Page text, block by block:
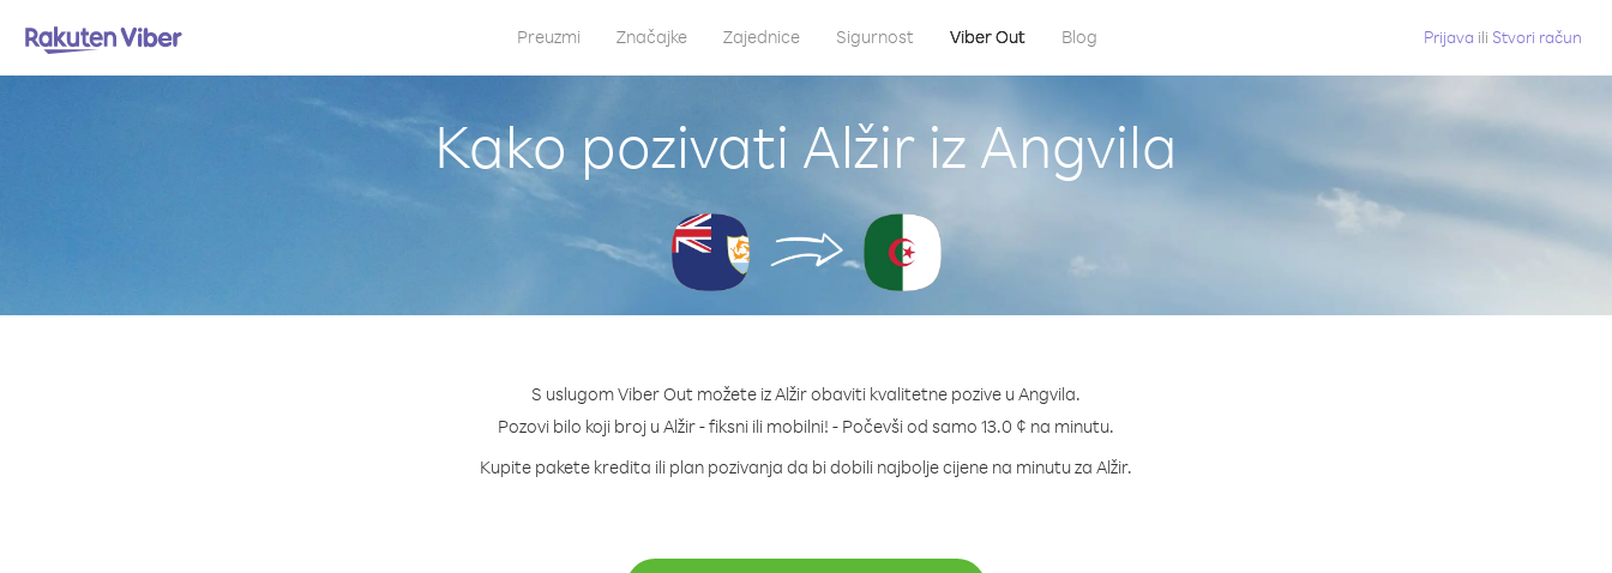
Preuzmi Značajke Zajednice Sigurnost Viber Out Blog Prijava ili Stvori račun
Kako pozivati Alžir iz Angvila
S uslugom Viber Out možete iz Alžir obaviti kvalitetne pozive u Angvila.
Pozovi bilo koji broj u Alžir - fiksni ili mobilni! - Počevši od samo 13.0 ¢ na minutu.
Kupite pakete kredita ili plan pozivanja da bi dobili najbolje cijene na minutu za Alžir.